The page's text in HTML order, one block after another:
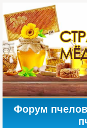
Форум